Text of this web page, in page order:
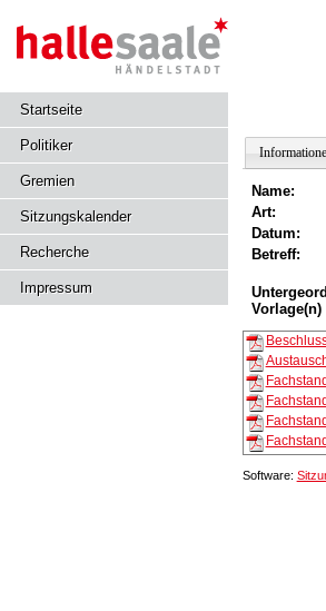
Startseite
Politiker
Gremien
Sitzungskalender
Recherche
Impressum
Name:
Art:
Datum:
Betreff:
Vorlage(n)
Software: